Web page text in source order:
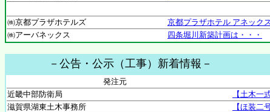
㈱京都プラザホテルズ 京都プラザホテル アネック
㈱アーバネックス
四条堀川新築計画は・・・
－公告・公示（工事）新着情報－
発注元
近畿中部防衛局
【土木
滋賀県湖東土木事務所
【ほ装